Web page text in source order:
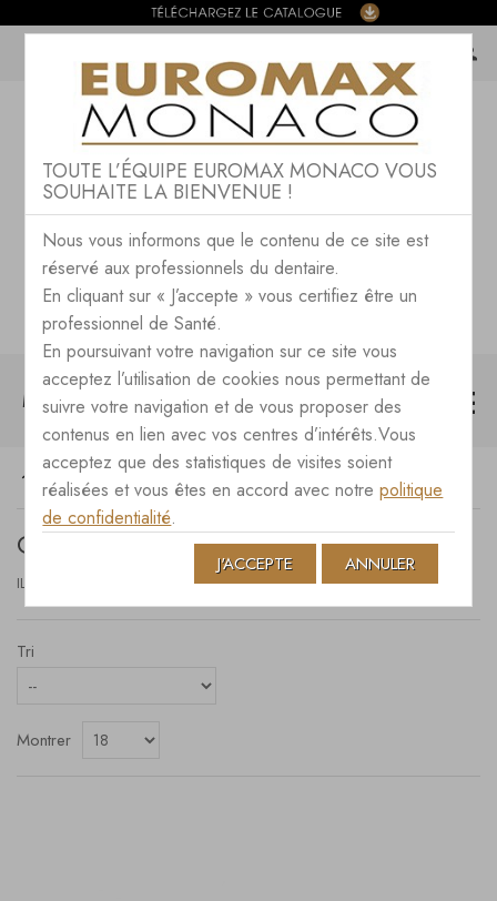
MENU
CONSOMMABLES CERAMIQUE METAL
CERAMIQUE METAL
IL Y A 35 PRODUITS.
Tri
Montrer
TOUTE L’ÉQUIPE EUROMAX MONACO VOUS
SOUHAITE LA BIENVENUE !
Nous vous informons que le contenu de ce site est
réservé aux professionnels du dentaire.
En cliquant sur « J’accepte » vous certifiez être un
professionnel de Santé.
En poursuivant votre navigation sur ce site vous
acceptez l’utilisation de cookies nous permettant de
suivre votre navigation et de vous proposer des
contenus en lien avec vos centres d’intérêts.Vous
acceptez que des statistiques de visites soient
réalisées et vous êtes en accord avec notrepolitique
de confidentialité.
J'ACCEPTE ANNULER